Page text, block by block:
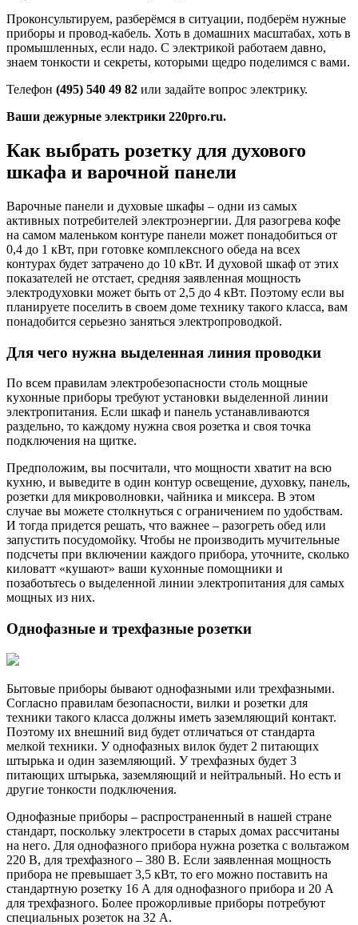
Проконсультируем, разберёмся в ситуации, подберём нужные
приборы и провод-кабель. Хоть в домашних масштабах, хоть в
промышленных, если надо. С электрикой работаем давно,
знаем тонкости и секреты, которыми щедро поделимся с вами.
Телефон (495) 540 49 82 или задайте вопрос электрику.
Ваши дежурные электрики 220pro.ru.
Как выбрать розетку для духового
шкафа и варочной панели
Варочные панели и духовые шкафы – одни из самых
активных потребителей электроэнергии. Для разогрева кофе
на самом маленьком контуре панели может понадобиться от
0,4 до 1 кВт, при готовке комплексного обеда на всех
контурах будет затрачено до 10 кВт. И духовой шкаф от этих
показателей не отстает, средняя заявленная мощность
электродуховки может быть от 2,5 до 4 кВт. Поэтому если вы
планируете поселить в своем доме технику такого класса, вам
понадобится серьезно заняться электропроводкой.
Для чего нужна выделенная линия проводки
По всем правилам электробезопасности столь мощные
кухонные приборы требуют установки выделенной линии
электропитания. Если шкаф и панель устанавливаются
раздельно, то каждому нужна своя розетка и своя точка
подключения на щитке.
Предположим, вы посчитали, что мощности хватит на всю
кухню, и выведите в один контур освещение, духовку, панель,
розетки для микроволновки, чайника и миксера. В этом
случае вы можете столкнуться с ограничением по удобствам.
И тогда придется решать, что важнее – разогреть обед или
запустить посудомойку. Чтобы не производить мучительные
подсчеты при включении каждого прибора, уточните, сколько
киловатт «кушают» ваши кухонные помощники и
позаботьтесь о выделенной линии электропитания для самых
мощных из них.
Однофазные и трехфазные розетки
Бытовые приборы бывают однофазными или трехфазными.
Согласно правилам безопасности, вилки и розетки для
техники такого класса должны иметь заземляющий контакт.
Поэтому их внешний вид будет отличаться от стандарта
мелкой техники. У однофазных вилок будет 2 питающих
штырька и один заземляющий. У трехфазных будет 3
питающих штырька, заземляющий и нейтральный. Но есть и
другие тонкости подключения.
Однофазные приборы – распространенный в нашей стране
стандарт, поскольку электросети в старых домах рассчитаны
на него. Для однофазного прибора нужна розетка с вольтажом
220 В, для трехфазного – 380 В. Если заявленная мощность
прибора не превышает 3,5 кВт, то его можно поставить на
стандартную розетку 16 А для однофазного прибора и 20 А
для трехфазного. Более прожорливые приборы потребуют
специальных розеток на 32 А.